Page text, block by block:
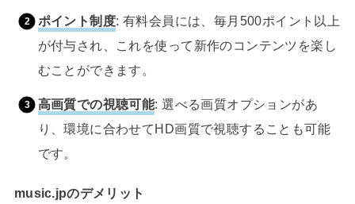
ポイント制度: 有料会員には、毎月500ポイント以上
が付与され、これを使って新作のコンテンツを楽し
むことができます。
高画質での視聴可能: 選べる画質オプションがあ
り、環境に合わせてHD画質で視聴することも可能
です。
music.jpのデメリット